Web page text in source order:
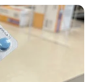
14 กันยายน 2565
2022